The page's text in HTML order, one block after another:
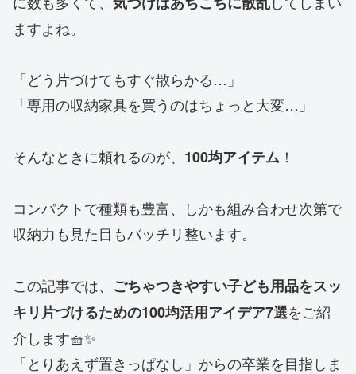
ますよね。
「どう片づけてもすぐ散らかる…」
「専用の収納家具を買うのはちょっと大変…」
そんなときに頼れるのが、 100均アイテム ！
コンパクトで種類も豊富、しかも組み合わせ次第で
収納力も見た目もバッチリ整います。
この記事では、 ごちゃつきやすい子ども用品をスッ
キリ片づけるための100均活用アイデア7選をご紹
介します🧺✨
「とりあえず置きっぱなし」からの卒業を目指しま